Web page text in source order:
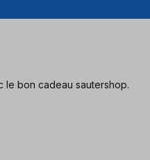
le bon cadeau sautershop.